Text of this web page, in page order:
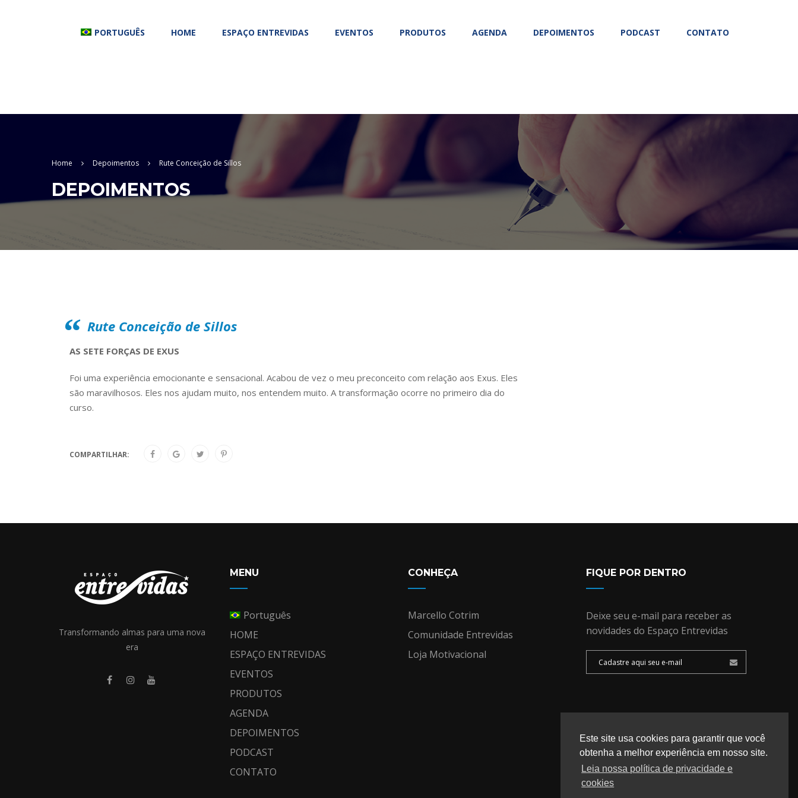
Este site usa cookies para garantir que você
obtenha a melhor experiência em nosso site.
Leia nossa política de privacidade e
cookies
PORTUGUÊS HOME ESPAÇO ENTREVIDAS EVENTOS PRODUTOS AGENDA DEPOIMENTOS PODCAST CONTATO
Home Depoimentos Rute Conceição de Sillos
DEPOIMENTOS
Rute Conceição de Sillos
AS SETE FORÇAS DE EXUS
Foi uma experiência emocionante e sensacional. Acabou de vez o meu preconceito com relação aos Exus. Eles
são maravilhosos. Eles nos ajudam muito, nos entendem muito. A transformação ocorre no primeiro dia do
curso.
COMPARTILHAR:
Transformando almas para uma nova
era
MENU
Português
HOME
ESPAÇO ENTREVIDAS
EVENTOS
PRODUTOS
AGENDA
DEPOIMENTOS
PODCAST
CONTATO
CONHEÇA
Marcello Cotrim
Comunidade Entrevidas
Loja Motivacional
FIQUE POR DENTRO
Deixe seu e-mail para receber as
novidades do Espaço Entrevidas